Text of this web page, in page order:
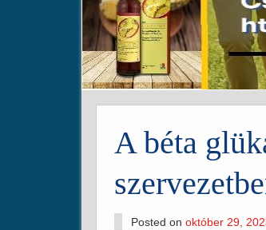
A béta
Posted on október 29,